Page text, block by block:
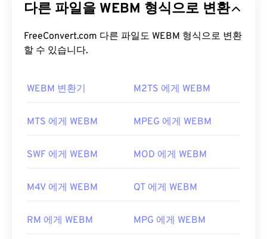
FLAC 파일을 여는 기본 프로그램은
VLC 미디어 플레
이어입니다. FLAC에 대한 다른 세부 정보로는 특허
가 없고, 음악 재생이 가능하며,
니다.
FFmpeg,Flake,FLACCL , 디코딩용Audiocogs가
암시하듯FLAC은 오픈 소스소프트웨어입니다.
최초 출시: 2001년
유용한 링크:
되었습니다. 챕터, 캡션, 자막, 메타데이터 태그, 스트
플레이어를 지원합니다. WEBM은 비디오 스트림을
VP8또는VP9코덱으로, 오디오 스트림을
WEBM 파일을 어떻게 여나요?
VLC 미디어 플레이어 MPlayer는모든 운영 체제
을 여는 다른 좋은 방법으로는 Microsoft Windows
Winamp Elmedia가
Microsoft 브라우저에는 WebM코덱이내장되어 있
니다.
다른 파일을 WEBM 형식으로 변환
FreeConvert.com 다른 파일도 WEBM 형식으로 변환
할 수 있습니다.
WEBM 변환기 M2TS 에게 WEBM
MTS 에게 WEBM MPEG 에게 WEBM
SWF 에게 WEBM MOD 에게 WEBM
M4V 에게 WEBM QT 에게 WEBM
RM 에게 WEBM MPG 에게 WEBM